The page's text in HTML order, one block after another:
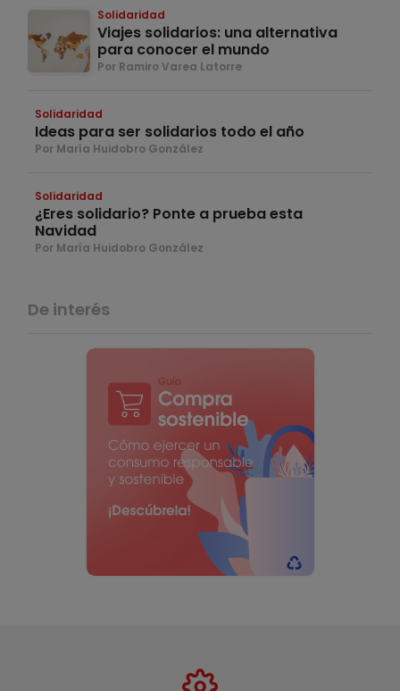
Solidaridad
Viajes solidarios: una alternativa
para conocer el mundo
Por Ramiro Varea Latorre
Solidaridad
Ideas para ser solidarios todo el año
Por María Huidobro González
Solidaridad
¿Eres solidario? Ponte a prueba esta
Navidad
Por María Huidobro González
De interés